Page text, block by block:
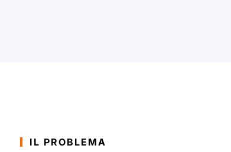
IL PROBLEMA